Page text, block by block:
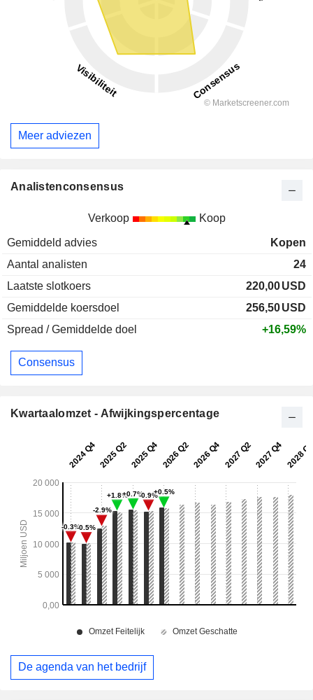
Meer adviezen
Analistenconsensus
Verkoop Koop
Gemiddeld advies
Kopen
Aantal analisten
24
Laatste slotkoers
220,00USD
Gemiddelde koersdoel
256,50USD
Spread / Gemiddelde doel
+16,59%
Consensus
Kwartaalomzet - Afwijkingspercentage
De agenda van het bedrijf